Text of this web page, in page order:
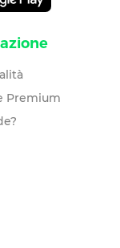
Premium